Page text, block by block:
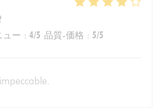
ュー : 4/5 品質-価格 : 5/5